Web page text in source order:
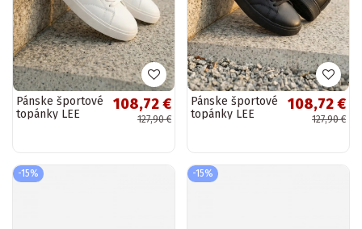
Pánske športové
topánky LEE
bielej farby
108,72 €
127,90 €
Pánske športové
topánky LEE
čiernej farby
108,72 €
127,90 €
-15% -15%